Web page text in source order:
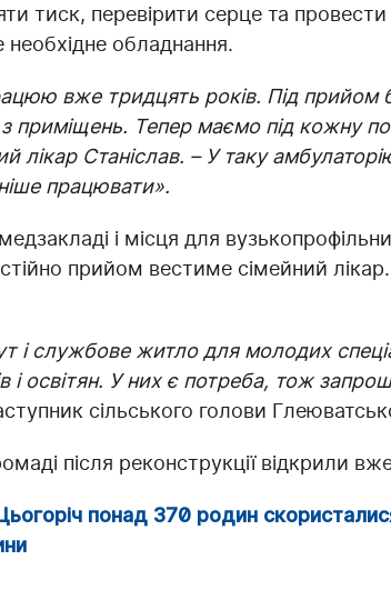
тиск, перевірити серце та
необхідне обладнання.
вже тридцять років. Під прийом
приміщень. Тепер маємо під кожну
лікар Станіслав. – У таку
працювати».
і місця для
прийом вестиме сімейний
і службове житло для молодих
і освітян. У них є потреба, тож
сільського голови
після реконструкції відкрили
понад 370 родин